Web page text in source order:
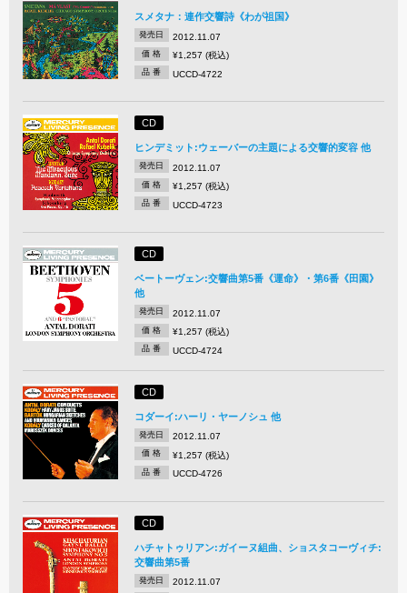
スメタナ：連作交響詩《わが祖国》
発売日 2012.11.07
価 格 ¥1,257 (税込)
品 番 UCCD-4722
CD
ヒンデミット:ウェーバーの主題による交響的変容 他
発売日 2012.11.07
価 格 ¥1,257 (税込)
品 番 UCCD-4723
CD
ベートーヴェン:交響曲第5番《運命》・第6番《田園》
他
発売日 2012.11.07
価 格 ¥1,257 (税込)
品 番 UCCD-4724
CD
コダーイ:ハーリ・ヤーノシュ 他
発売日 2012.11.07
価 格 ¥1,257 (税込)
品 番 UCCD-4726
CD
ハチャトゥリアン:ガイーヌ組曲、ショスタコーヴィチ:
交響曲第5番
発売日 2012.11.07